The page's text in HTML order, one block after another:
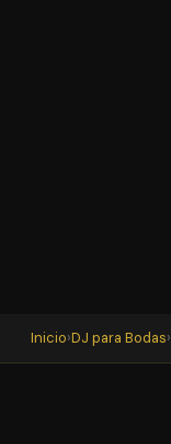
Inicio›DJ para Bodas›